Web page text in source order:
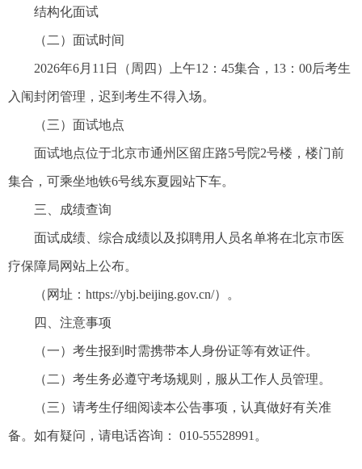
结构化面试
（二）面试时间
2026年6月11日（周四）上午12：45集合，13：00后考生
入闱封闭管理，迟到考生不得入场。
（三）面试地点
面试地点位于北京市通州区留庄路5号院2号楼，楼门前
集合，可乘坐地铁6号线东夏园站下车。
三、成绩查询
面试成绩、综合成绩以及拟聘用人员名单将在北京市医
疗保障局网站上公布。
（网址：https://ybj.beijing.gov.cn/）。
四、注意事项
（一）考生报到时需携带本人身份证等有效证件。
（二）考生务必遵守考场规则，服从工作人员管理。
（三）请考生仔细阅读本公告事项，认真做好有关准
备。如有疑问，请电话咨询： 010-55528991。